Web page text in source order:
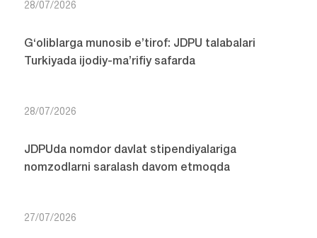
28/07/2026
G‘oliblarga munosib e’tirof: JDPU talabalari
Turkiyada ijodiy-ma’rifiy safarda
28/07/2026
JDPUda nomdor davlat stipendiyalariga
nomzodlarni saralash davom etmoqda
27/07/2026